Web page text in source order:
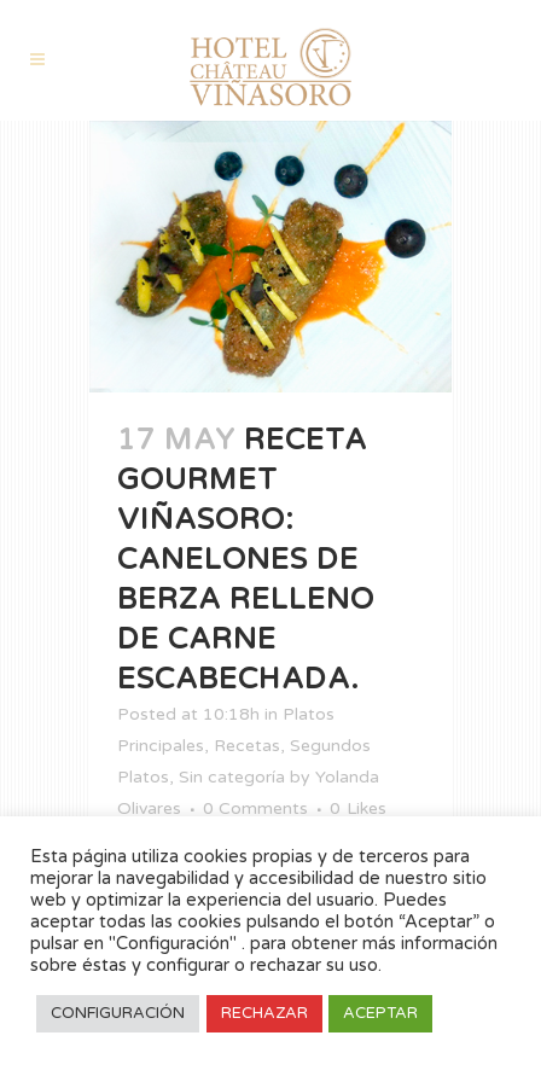
17 MAY RECETA
GOURMET
VIÑASORO:
CANELONES DE
BERZA RELLENO
DE CARNE
ESCABECHADA.
Posted at 10:18h in Platos
Principales, Recetas, Segundos
Platos, Sin categoría by Yolanda
Olivares
0 Comments 0 Likes
Os presentamos unarecetamuy
especial para cocinar los canelones:
READ MORE
Esta página utiliza cookies propias y de terceros para
mejorar la navegabilidad y accesibilidad de nuestro sitio
web y optimizar la experiencia del usuario. Puedes
aceptar todas las cookies pulsando el botón “Aceptar” o
pulsar en "Configuración" . para obtener más información
sobre éstas y configurar o rechazar su uso.
CONFIGURACIÓN RECHAZAR ACEPTAR